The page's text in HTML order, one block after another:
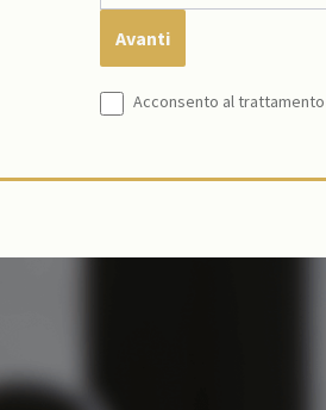
Acconsento al